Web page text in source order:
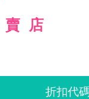
店
折扣代